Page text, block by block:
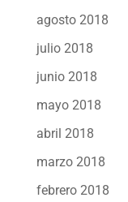
agosto 2018
julio 2018
junio 2018
mayo 2018
abril 2018
marzo 2018
febrero 2018